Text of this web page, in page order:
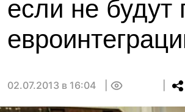
если не будут
02.07.2013 в 16:04